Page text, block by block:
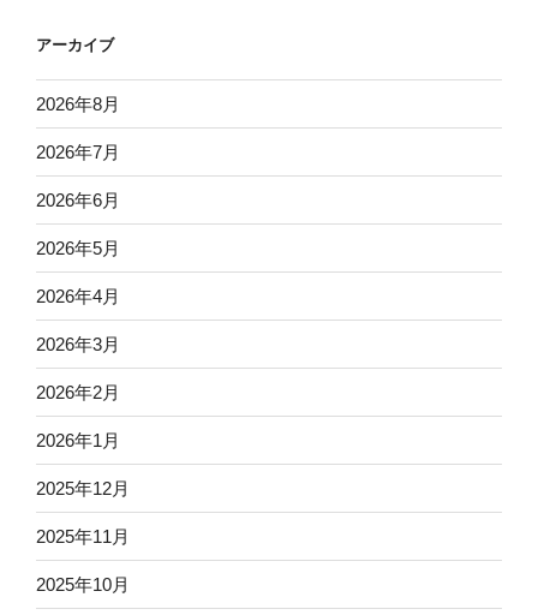
アーカイブ
2026年8月
2026年7月
2026年6月
2026年5月
2026年4月
2026年3月
2026年2月
2026年1月
2025年12月
2025年11月
2025年10月